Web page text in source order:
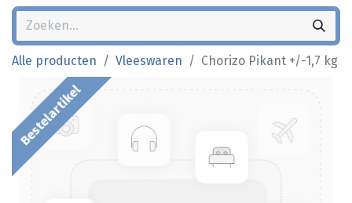
Alle producten Vleeswaren Chorizo Pikant +/-1,7 kg
Bestelartikel